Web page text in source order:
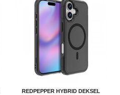
REDPEPPER HYBRID DEKSEL